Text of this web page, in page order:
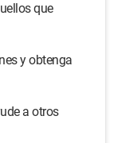
que
y obtenga
a otros